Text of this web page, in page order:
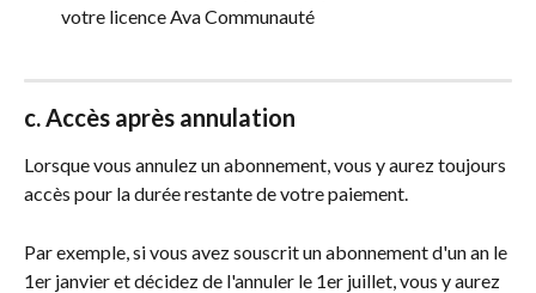
votre licence Ava Communauté
c. Accès après annulation
Lorsque vous annulez un abonnement, vous y aurez toujours
accès pour la durée restante de votre paiement.
Par exemple, si vous avez souscrit un abonnement d'un an le
1er janvier et décidez de l'annuler le 1er juillet, vous y aurez